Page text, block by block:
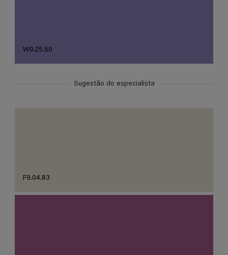
W0.25.50
Sugestão do especialista
F9.04.83